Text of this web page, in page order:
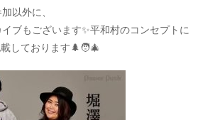
以外に、
ブもございます✨平和村のコンセプトに
しております🌲🧑‍🎄